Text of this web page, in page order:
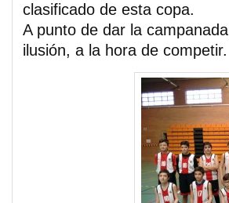
clasificado de esta copa.
A punto de dar la
ilusión, a la hora de competir.